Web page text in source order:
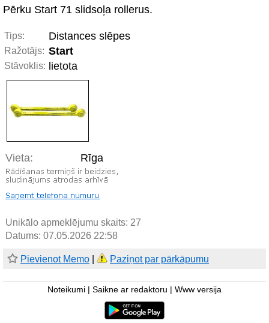
Pērku Start 71 slidsoļa rollerus.
Tips: Distances slēpes
Ražotājs: Start
Stāvoklis: lietota
Vieta: Rīga
Unikālo apmeklējumu skaits: 27
Datums: 07.05.2026 22:58
Pievienot Memo Paziņot par pārkāpumu
Noteikumi Saikne ar redaktoru Www versija